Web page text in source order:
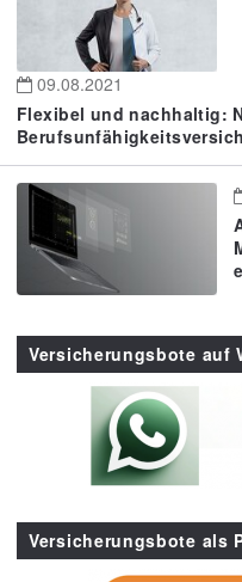
09.08.2021
Flexibel und nachhaltig:
Versicherungsbote auf
Versicherungsbote als